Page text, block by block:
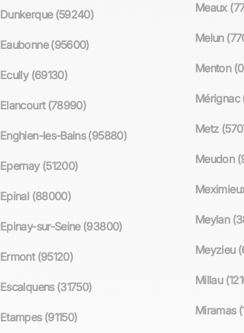
Dunkerque (59240)
Eaubonne (95600)
Ecully (69130)
Elancourt (78990)
Enghien-les-Bains (95880)
Epernay (51200)
Epinal (88000)
Epinay-sur-Seine (93800)
Ermont (95120)
Escalquens (31750)
Etampes (91150)
Meaux
Melun
Menton
Mérignac
Metz
Meudon
Meylan
Meyzieu
Millau
Miramas